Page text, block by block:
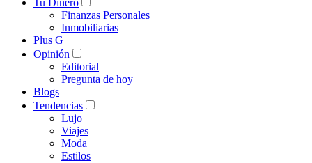
Tu Dinero
Finanzas Personales
Inmobiliarias
Plus G
Opinión
Editorial
Pregunta de hoy
Blogs
Tendencias
Lujo
Viajes
Moda
Estilos